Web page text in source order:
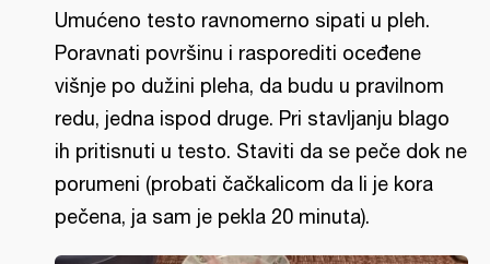
Umućeno testo ravnomerno sipati u pleh.
Poravnati površinu i rasporediti oceđene
višnje po dužini pleha, da budu u pravilnom
redu, jedna ispod druge. Pri stavljanju blago
ih pritisnuti u testo. Staviti da se peče dok ne
porumeni (probati čačkalicom da li je kora
pečena, ja sam je pekla 20 minuta).